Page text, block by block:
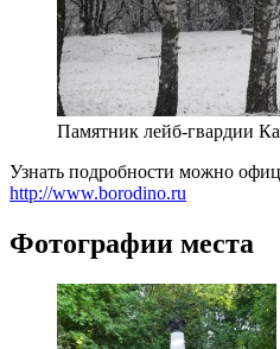
Памятник лейб-гвардии
Узнать подробности можно
http://www.borodino.ru
Фотографии места